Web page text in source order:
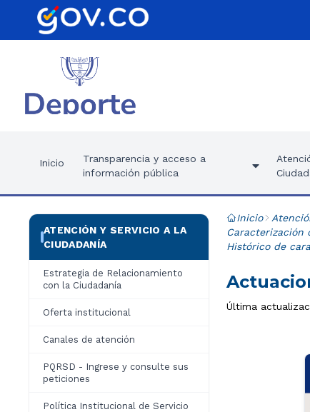
Inicio
Transparencia y acceso a
información pública
ATENCIÓN Y SERVICIO A LA
CIUDADANÍA
Estrategia de Relacionamiento
con la Ciudadanía
Oferta institucional
Canales de atención
PQRSD - Ingrese y consulte sus
peticiones
Política Institucional de Servicio
Inicio
Caracterización
Histórico de
Última